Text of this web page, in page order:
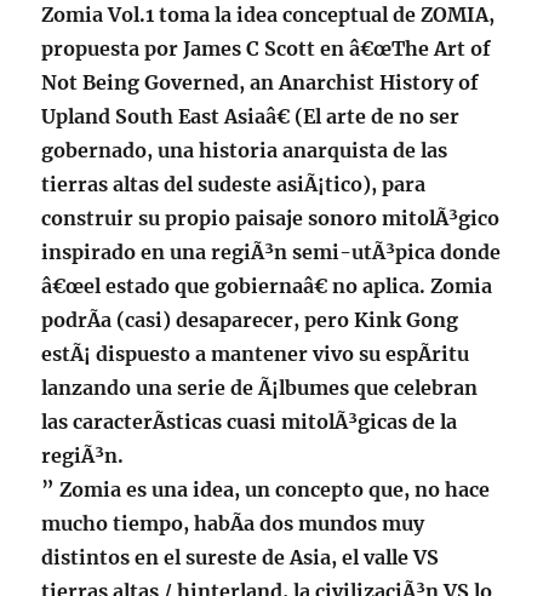
Zomia Vol.1 toma la idea conceptual de ZOMIA,
propuesta por James C Scott en â€œThe Art of
Not Being Governed, an Anarchist History of
Upland South East Asiaâ€ (El arte de no ser
gobernado, una historia anarquista de las
tierras altas del sudeste asiÃ¡tico), para
construir su propio paisaje sonoro mitolÃ³gico
inspirado en una regiÃ³n semi-utÃ³pica donde
â€œel estado que gobiernaâ€ no aplica. Zomia
podrÃ­a (casi) desaparecer, pero Kink Gong
estÃ¡ dispuesto a mantener vivo su espÃ­ritu
lanzando una serie de Ã¡lbumes que celebran
las caracterÃ­sticas cuasi mitolÃ³gicas de la
regiÃ³n.
” Zomia es una idea, un concepto que, no hace
mucho tiempo, habÃ­a dos mundos muy
distintos en el sureste de Asia, el valle VS
tierras altas / hinterland, la civilizaciÃ³n VS lo